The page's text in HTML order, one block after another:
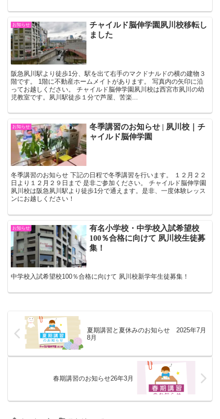
お知らせ
チャイルド脳伸学園夙川校移転し
ました
阪急夙川駅より徒歩1分、駅を出て右手のマクドナルドの横の建物３
階です。 1階に不動産ホームメイトがあります。 写真内の矢印に沿
ってお越しください。 チャイルド脳伸学園夙川校は西宮市夙川の幼
児教室です。夙川駅徒歩１分で芦屋、苦楽...
お知らせ
冬季講習のお知らせ | 夙川校｜チ
ャイルド脳伸学園
冬季講習のお知らせ 下記の日程で冬季講習を行います。 １２月２２
日より１２月２９日まで 是非ご参加ください。 チャイルド脳伸学園
夙川校は阪急夙川駅より徒歩1分で通えます。是非、一度体験レッス
ンにお越しください！
お知らせ
有名小学校・中学校入試希望校
100％合格に向けて 夙川校生徒募
集！
中学校入試希望校100％合格に向けて 夙川校新学年生徒募集！
夏期講習と夏休みのお知らせ 2025年7月
8月
春期講習のお知らせ26年3月